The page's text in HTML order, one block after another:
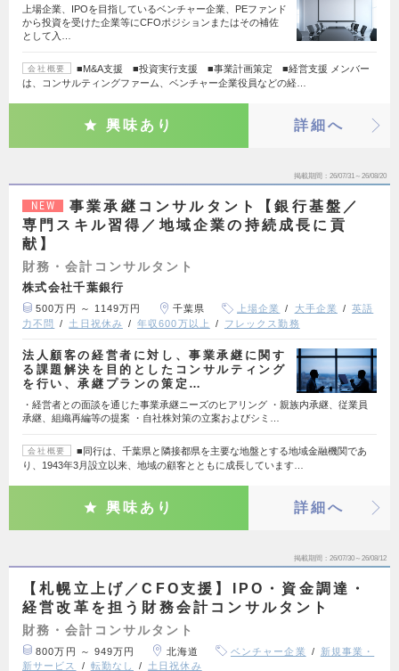
上場企業、IPOを目指しているベンチャー企業、PEファンド
から投資を受けた企業等にCFOポジションまたはその補佐
として入…
会社概要
■M&A支援 ■投資実行支援 ■事業計画策定 ■経営支援 メンバー
は、コンサルティングファーム、ベンチャー企業役員などの経…
興味あり 詳細へ
掲載期間 26/07/31～26/08/20
NEW
事業承継コンサルタント【銀行基盤／
専門スキル習得／地域企業の持続成長に貢
献】
財務・会計コンサルタント
株式会社千葉銀行
500万円 ～ 1149万円 千葉県 上場企業 大手企業
英語
力不問
土日祝休み 年収600万以上 フレックス勤務
法人顧客の経営者に対し、事業承継に関す
る課題解決を目的としたコンサルティング
を行い、承継プランの策定…
・経営者との面談を通じた事業承継ニーズのヒアリング ・親族内承継、従業員
承継、組織再編等の提案 ・自社株対策の立案およびシミ…
会社概要
■同行は、千葉県と隣接都県を主要な地盤とする地域金融機関であ
り、1943年3月設立以来、地域の顧客とともに成長しています…
興味あり 詳細へ
掲載期間 26/07/30～26/08/12
【札幌立上げ／CFO支援】IPO・資金調達・
経営改革を担う財務会計コンサルタント
財務・会計コンサルタント
800万円 ～ 949万円 北海道 ベンチャー企業
新規事業・
新サービス
転勤なし 土日祝休み